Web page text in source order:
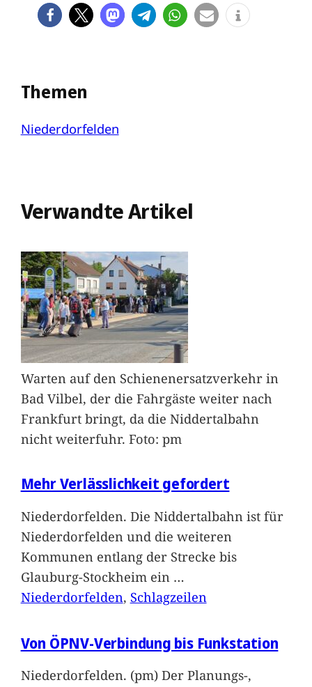
Themen
Niederdorfelden
Verwandte Artikel
Warten auf den Schienenersatzverkehr in
Bad Vilbel, der die Fahrgäste weiter nach
Frankfurt bringt, da die Niddertalbahn
nicht weiterfuhr. Foto: pm
Mehr Verlässlichkeit gefordert
Niederdorfelden. Die Niddertalbahn ist für
Niederdorfelden und die weiteren
Kommunen entlang der Strecke bis
Glauburg-Stockheim ein …
Niederdorfelden, Schlagzeilen
Von ÖPNV-Verbindung bis Funkstation
Niederdorfelden. (pm) Der Planungs-,